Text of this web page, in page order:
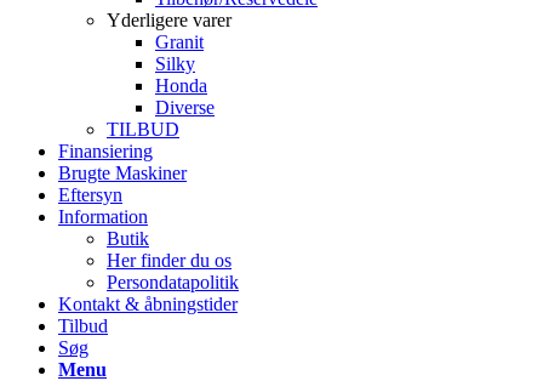
Yderligere varer
Granit
Silky
Honda
Diverse
TILBUD
Finansiering
Brugte Maskiner
Eftersyn
Information
Butik
Her finder du os
Persondatapolitik
Kontakt & åbningstider
Tilbud
Søg
Menu